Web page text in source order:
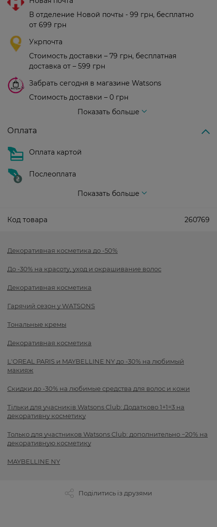
В отделение Новой почты - 99 грн, бесплатно
от 699 грн
Укрпочта
Стоимость доставки – 79 грн, бесплатная
доставка от – 599 грн
Забрать сегодня в магазине Watsons
Стоимость доставки – 0 грн
Показать больше
Оплата
Оплата картой
Послеоплата
Показать больше
Код товара 260769
Декоративная косметика до -50%
До -30% на красоту, уход и окрашивание волос
Декоративная косметика
Гарячий сезон у WATSONS
Тональные кремы
Декоративная косметика
L'OREAL PARIS и MAYBELLINE NY до -30% на любимый
макияж
Скидки до -30% на любимые средства для волос и кожи
Тільки для учасників Watsons Club: Додатково 1+1=3 на
декоративну косметику
Только для участников Watsons Club: дополнительно −20% на
декоративную косметику
MAYBELLINE NY
Поділитись із друзями